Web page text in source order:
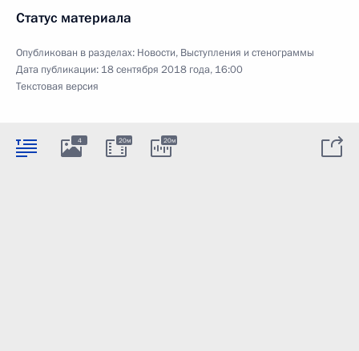
Статус материала
Опубликован в разделах: Новости, Выступления и стенограммы
Дата публикации: 18 сентября 2018 года, 16:00
Текстовая версия
4 20м 20м